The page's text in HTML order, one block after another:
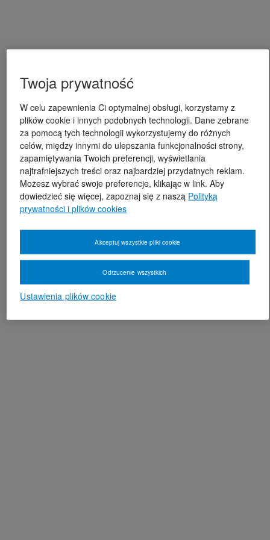
Twoja prywatność
W celu zapewnienia Ci optymalnej obsługi, korzystamy z
plików cookie i innych podobnych technologii. Dane zebrane
za pomocą tych technologii wykorzystujemy do różnych
celów, między innymi do ulepszania funkcjonalności strony,
zapamiętywania Twoich preferencji, wyświetlania
najtrafniejszych treści oraz najbardziej przydatnych reklam.
Możesz wybrać swoje preferencje, klikając w link. Aby
dowiedzieć się więcej, zapoznaj się z naszą Polityką
prywatności i plików cookies
Ustawienia plików cookie
Odrzucenie wszystkich
Akceptuj wszystkie pliki cookie